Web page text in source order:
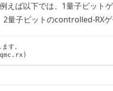
えば以下では、1量子ビット
2量子ビットのcontrolled-RXゲ
す。